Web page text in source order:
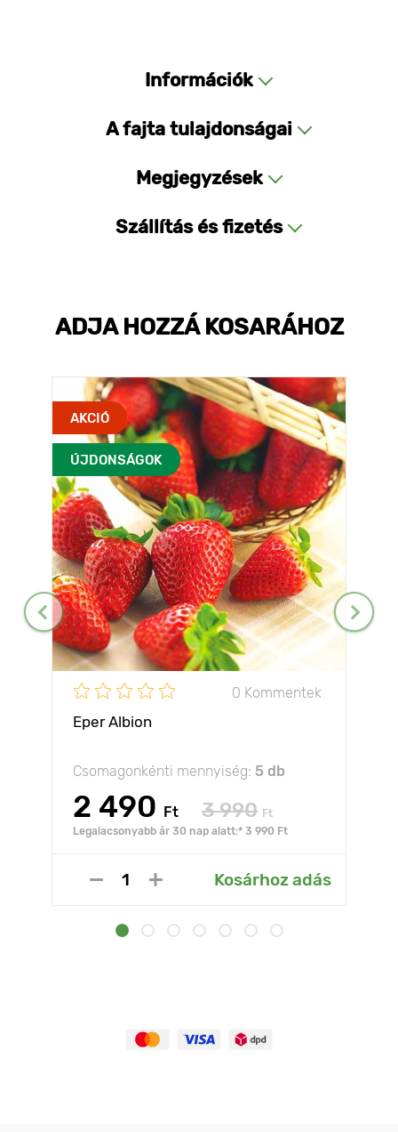
Információk
A fajta tulajdonságai
Megjegyzések
Szállítás és fizetés
ADJA HOZZÁ KOSARÁHOZ
AKCIÓ
ÚJDONSÁGOK
0 Kommentek
Eper Albion
Csomagonkénti mennyiség: 5 db
2 490 Ft 3 990 Ft
Legalacsonyabb ár 30 nap alatt:* 3 990 Ft
Kosárhoz adás